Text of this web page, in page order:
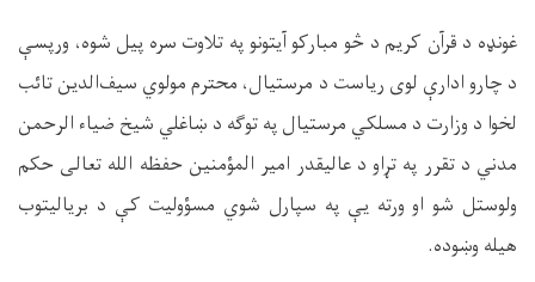
غونډه د قرآن کریم د څو مبارکو آیتونو په تلاوت سره پیل شوه، ورپسې
د چارو ادارې لوی ریاست د مرستیال، محترم مولوي سیف‌الدین تائب
لخوا د وزارت د مسلکي مرستیال په توګه د ښاغلي شیخ ضیاء الرحمن
مدني د تقرر په تړاو د عالیقدر امیر المؤمنین حفظه الله تعالی حکم
ولوستل شو او ورته یې په سپارل شوي مسؤولیت کې د بریالیتوب
هیله وښوده.